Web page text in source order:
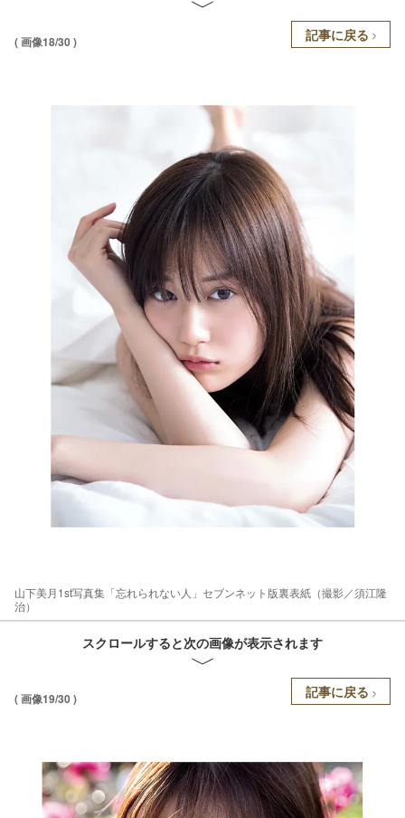
( 画像18/30 ) 記事に戻る
山下美月1st写真集「忘れられない人」セブンネット版裏表紙（撮影／須江隆
治）
スクロールすると次の画像が表示されます
( 画像19/30 ) 記事に戻る